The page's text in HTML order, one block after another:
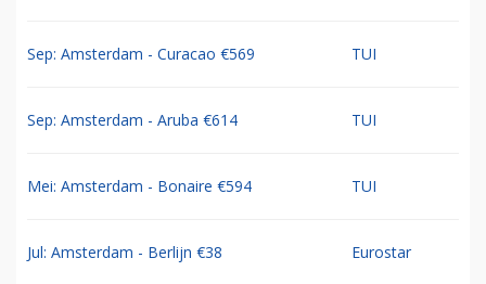
Sep: Amsterdam - Curacao €569 TUI
Sep: Amsterdam - Aruba €614 TUI
Mei: Amsterdam - Bonaire €594 TUI
Jul: Amsterdam - Berlijn €38 Eurostar